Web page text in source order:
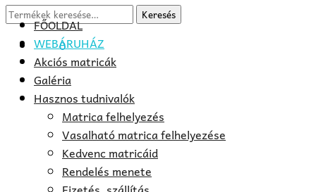
Keresés
következőre:
Keresés
0Ft0
FŐOLDAL
WEBÁRUHÁZ
Akciós matricák
Galéria
Hasznos tudnivalók
Matrica felhelyezés
Vasalható matrica felhelyezése
Kedvenc matricáid
Rendelés menete